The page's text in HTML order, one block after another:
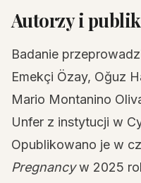
Autorzy i
Badanie
Emekçi Özay, Oğuz
Mario Montanino
Unfer z instytucji w
Opublikowano je w
Pregnancyw 2025